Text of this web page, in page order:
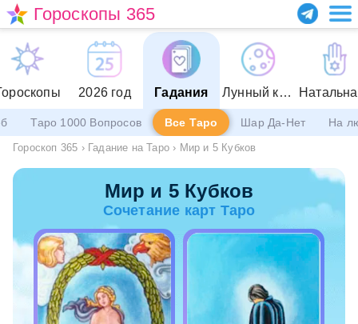
Гороскопы 365
2026 год Гадания Лунный календарь
Таро 1000 Вопросов Все Таро Шар Да-Нет На
Гороскоп 365 › Гадание на Таро › Мир и 5 Кубков
Мир и 5 Кубков
Сочетание карт Таро